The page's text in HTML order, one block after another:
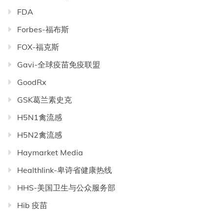
FDA
Forbes-福布斯
FOX-福克斯
Gavi-全球疫苗免疫联盟
GoodRx
GSK葛兰素史克
H5N1禽流感
H5N2禽流感
Haymarket Media
Healthlink-卑诗省健康热线
HHS-美国卫生与公众服务部
Hib 疫苗